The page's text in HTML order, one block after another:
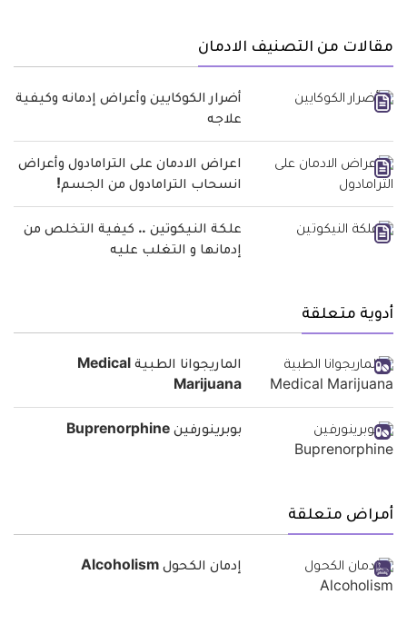
مقالات من التصنيف الادمان
أضرار الكوكايين وأعراض إدمانه وكيفية
علاجه
اعراض الادمان على الترامادول وأعراض
انسحاب الترامادول من الجسم!
علكة النيكوتين .. كيفية التخلص من
إدمانها و التغلب عليه
أدوية متعلقة
الماريجوانا الطبية Medical
Marijuana
بوبرينورفين Buprenorphine
أمراض متعلقة
إدمان الكحول Alcoholism